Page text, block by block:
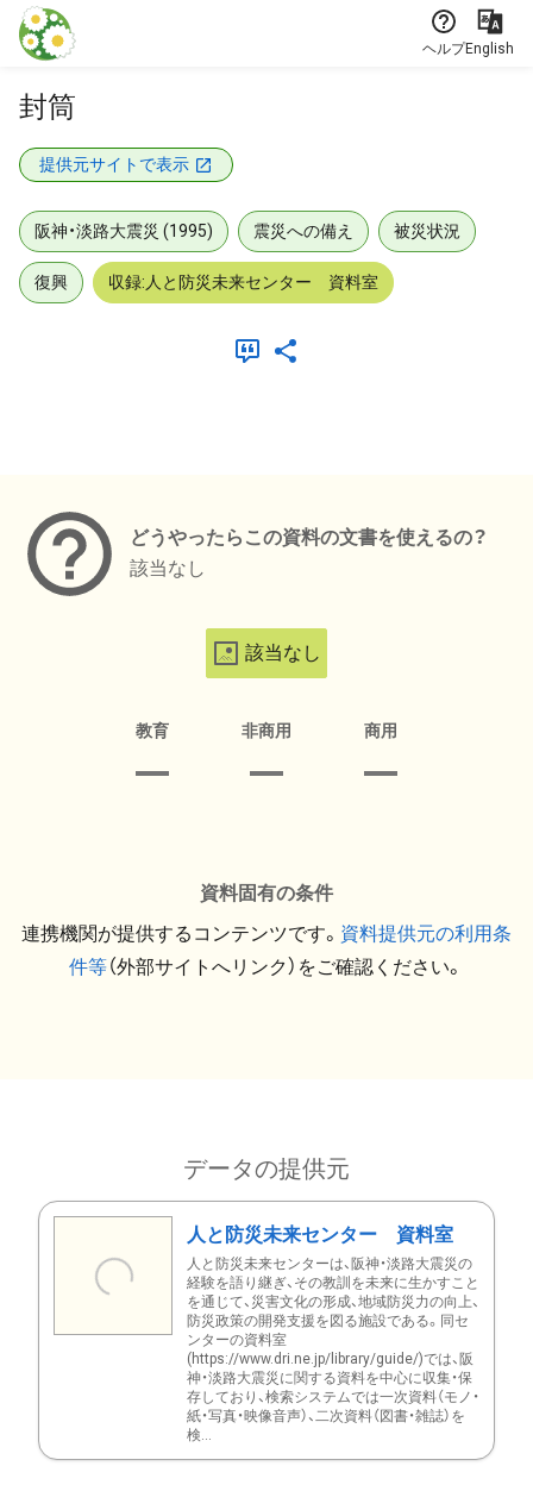
本文に飛ぶ
ヘルプEnglish
封筒
提供元サイトで表示
阪神・淡路大震災 (1995) 震災への備え 被災状況
復興 収録:人と防災未来センター 資料室
どうやったらこの資料の文書を使えるの？
該当なし
該当なし
教育 非商用 商用
資料固有の条件
連携機関が提供するコンテンツです。 資料提供元の利用条
件等（外部サイトへリンク）をご確認ください。
データの提供元
人と防災未来センター 資料室
人と防災未来センターは、阪神・淡路大震災の
経験を語り継ぎ、その教訓を未来に生かすこと
を通じて、災害文化の形成、地域防災力の向上、
防災政策の開発支援を図る施設である。同セ
ンターの資料室
(https://www.dri.ne.jp/library/guide/)では、阪
神・淡路大震災に関する資料を中心に収集・保
存しており、検索システムでは一次資料（モノ・
紙・写真・映像音声）、二次資料（図書・雑誌）を
検...